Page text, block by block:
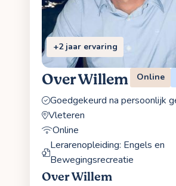
+2 jaar ervaring
Over Willem Online
Goedgekeurd na persoonlijk
Vleteren
Online
Lerarenopleiding: Engels en
Bewegingsrecreatie
Over Willem